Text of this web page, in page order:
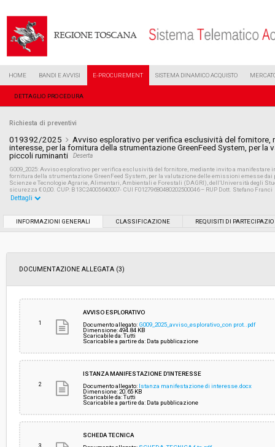
HOME BANDI E AVVISI E-PROCUREMENT SISTEMA DINAMICO ACQUISTO
DETTAGLIO PROCEDURA
Richiesta di preventivi
019392/2025
Avviso esplorativo per verifica esclusività del fornitore,
interesse, per la fornitura della strumentazione GreenFeed System, per la
piccoli ruminanti
Deserta
G009_2025: Avviso esplorativo per verifica esclusività del fornitore, mediante invito a manifestare
fornitura della strumentazione GreenFeed System, per la valutazione delle emissioni emesse
Scienze e Tecnologie Agrarie, Alimentari, Ambientali e Forestali (DAGRI), dell’Università degli
sicurezza € 0,00. CUP: B13C24005640007- CUI F01279680480202500046 – RUP Dott. Stefano Franci
Importo (al netto dell’IVA):
Costi di sicurezza non soggetti a
ribasso (al netto dell’IVA):
-
Dettagli
INFORMAZIONI GENERALI CLASSIFICAZIONE REQUISITI DI
DOCUMENTAZIONE ALLEGATA (3)
1
AVVISO ESPLORATIVO
Documento allegato: G009_2025_avviso_esplorativo_con prot..pdf
Dimensione: 494.84 KB
Scaricabile da: Tutti
Scaricabile a partire da: Data pubblicazione
2
ISTANZA MANIFESTAZIONE D'INTERESSE
Documento allegato: Istanza manifestazione di interesse.docx
Dimensione: 20.65 KB
Scaricabile da: Tutti
Scaricabile a partire da: Data pubblicazione
3
SCHEDA TECNICA